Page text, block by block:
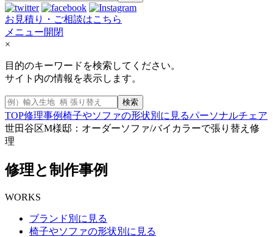
お見積り・ご相談はこちら
メニュー開閉
×
目的のキーワードを検索してください。
サイト内の情報を表示します。
検索
TOP修理事例椅子やソファの形状別に見るパーソナルチェア
世田谷区M様邸：オーダーソファ/バイカラーで張り替え修
理
修理と制作事例
WORKS
ブランド別に見る
椅子やソファの形状別に見る